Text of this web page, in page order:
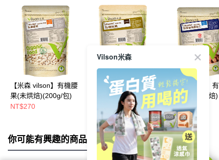
【米森 vilson】有機腰
果(未烘焙)(200g/包)
NT$270
【米森 vilson】有機核
桃(未烘培)(200g/包)
NT$425
【米森 vilson】
州甜杏仁(輕烘焙)
(150g/包)
NT$267
NT$315
你可能有興趣的商品 全站排行
Vilson米森